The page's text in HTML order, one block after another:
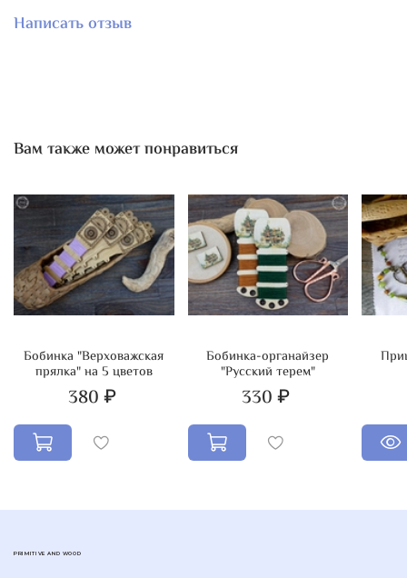
Магнит - часть коллекции "Русский терем", куда также
Написать отзыв
Вам также может понравиться
Бобинка "Верховажская
прялка" на 5 цветов
380 ₽
Бобинка-органайзер
"Русский терем"
330 ₽
PRIMITIVE AND WOOD